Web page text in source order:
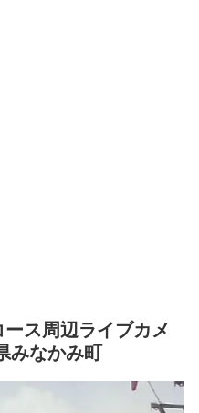
ス周辺ライブカメ
みなかみ町